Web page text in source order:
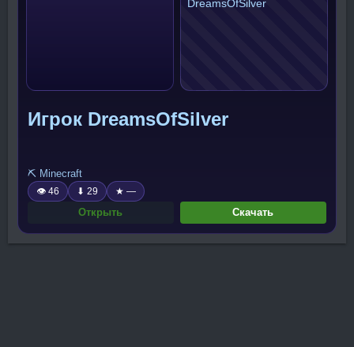
Игрок DreamsOfSilver
⛏️ Minecraft
👁 46 ⬇ 29 ★ —
Открыть Скачать